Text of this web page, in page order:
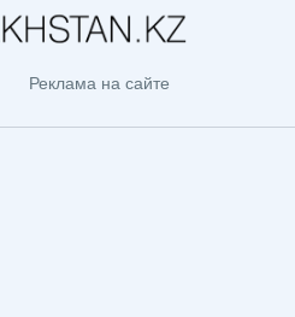
Реклама на сайте